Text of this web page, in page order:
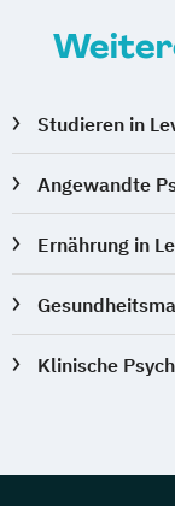
Studieren in
Angewandte
Ernährung in
Klinische